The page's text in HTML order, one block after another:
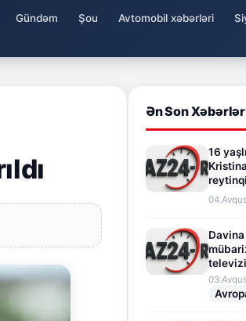
Gündəm Şou Avtomobil xəbərləri
Ən Son Xəbərlər
16
fasilə